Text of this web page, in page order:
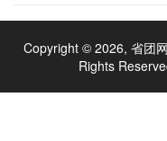
Copyright © 2026, 省团
Rights